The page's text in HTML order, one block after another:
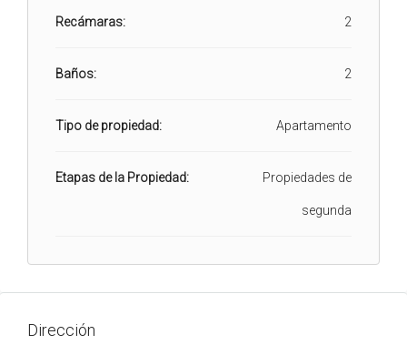
Recámaras: 2
Baños: 2
Tipo de propiedad: Apartamento
Etapas de la Propiedad: Propiedades de
segunda
Dirección